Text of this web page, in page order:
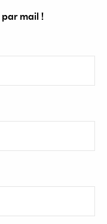
par mail !